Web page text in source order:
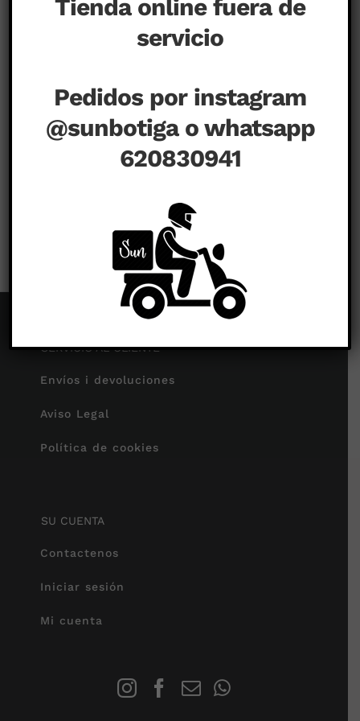
| Comentarios desactivados
SERVICIO AL CLIENTE
Envíos i devoluciones
Aviso Legal
Política de cookies
SU CUENTA
Contactenos
Iniciar sesión
Mi cuenta
Tienda online fuera de
servicio
Pedidos por instagram
@sunbotiga o whatsapp
620830941